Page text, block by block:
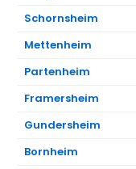
Schornsheim
Mettenheim
Partenheim
Framersheim
Gundersheim
Bornheim